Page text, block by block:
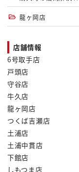
龍ヶ岡店
店舗情報
6号取手店
戸頭店
守谷店
牛久店
龍ヶ岡店
つくば吉瀬店
土浦店
土浦中貫店
下館店
しもつま店